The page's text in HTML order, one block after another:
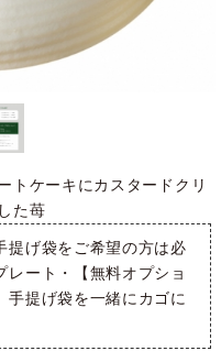
トケーキにカスタードクリ
た苺
提げ袋をご希望の方は必
レート ・
【無料オプショ
手提げ袋を一緒にカゴに